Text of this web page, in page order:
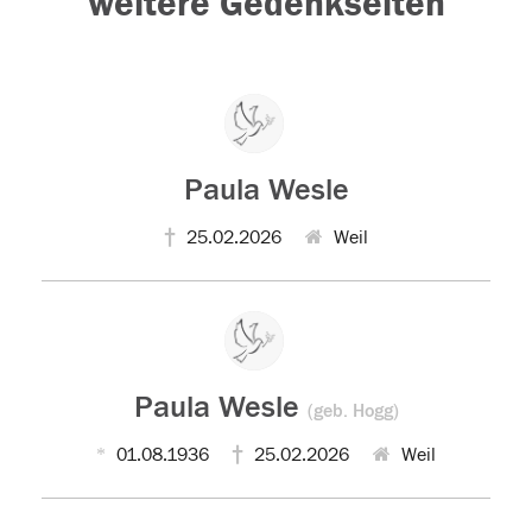
Paula Wesle
25.02.2026 Weil
Paula Wesle (geb. Hogg)
01.08.1936 25.02.2026 Weil